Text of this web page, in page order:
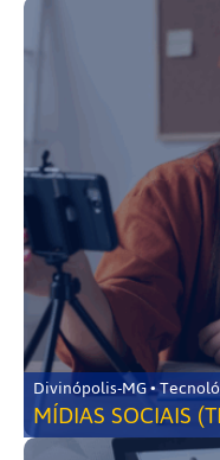
MÍDIAS SOCIAIS